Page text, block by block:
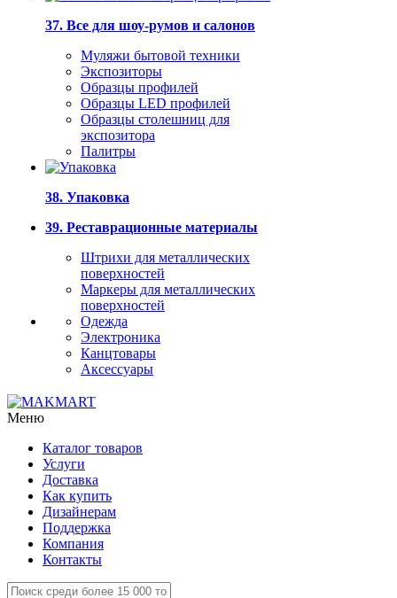
37. Все для шоу-румов и салонов
Муляжи бытовой техники
Экспозиторы
Образцы профилей
Образцы LED профилей
Образцы столешниц для
экспозитора
Палитры
38. Упаковка
39. Реставрационные материалы
Штрихи для металлических
поверхностей
Маркеры для металлических
поверхностей
Одежда
Электроника
Канцтовары
Аксессуары
Меню
Каталог товаров
Услуги
Доставка
Как купить
Дизайнерам
Поддержка
Компания
Контакты